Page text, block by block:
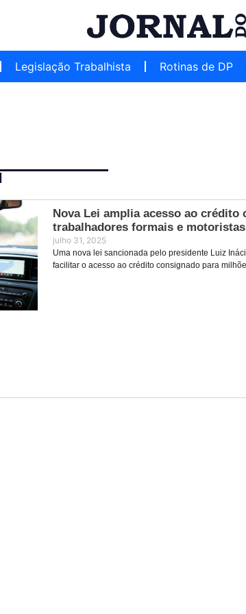
Legislação Trabalhista Rotinas de DP
Nova Lei amplia acesso ao crédito
trabalhadores formais e
julho 31, 2025
Uma nova lei sancionada pelo presidente Luiz
facilitar o acesso ao crédito consignado para